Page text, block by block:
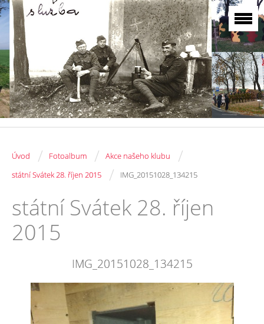
Úvod / Fotoalbum / Akce našeho klubu /
státní Svátek 28. říjen 2015 / IMG_20151028_134215
státní Svátek 28. říjen
2015
IMG_20151028_134215